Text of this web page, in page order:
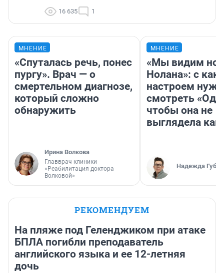
16 635 1
МНЕНИЕ
«Спуталась речь, понес
пургу». Врач — о
смертельном диагнозе,
который сложно
обнаружить
Ирина Волкова
Главврач клиники
«Реабилитация доктора
Волковой»
МНЕНИЕ
«Мы видим
Нолана»: с
настроем
смотреть
чтобы она не
выглядела как
Надежда
РЕКОМЕНДУЕМ
На пляже под Геленджиком при атаке
БПЛА погибли преподаватель
английского языка и ее 12-летняя
дочь